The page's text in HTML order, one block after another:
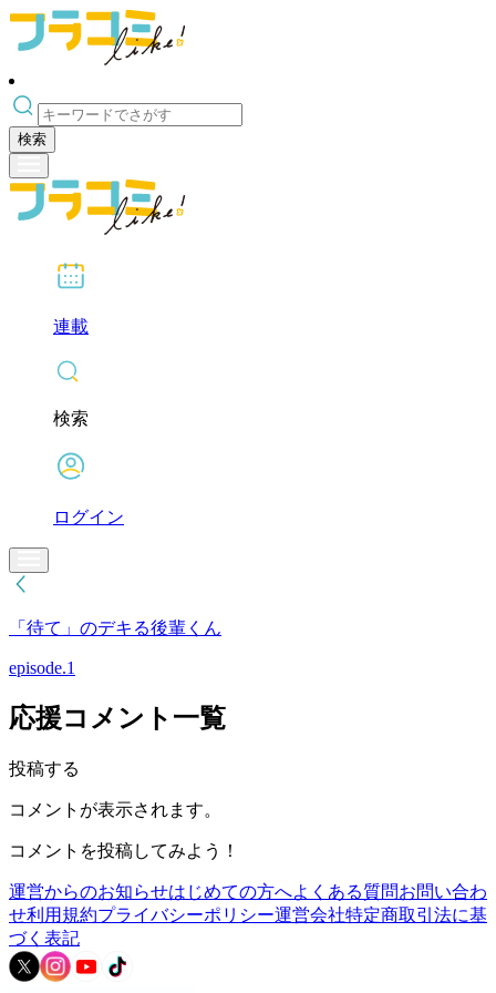
検索
連載
検索
ログイン
「待て」のデキる後輩くん
episode.1
応援コメント一覧
投稿する
コメントが表示されます。
コメントを投稿してみよう！
運営からのお知らせはじめての方へよくある質問お問い合わ
せ利用規約プライバシーポリシー運営会社特定商取引法に基
づく表記